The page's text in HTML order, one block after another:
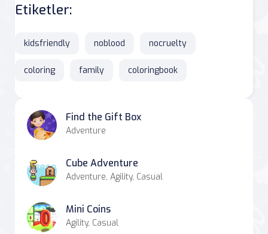
Etiketler:
kidsfriendly noblood nocruelty
coloring family coloringbook
Find the Gift Box
Adventure
Cube Adventure
Adventure, Agility, Casual
Mini Coins
Agility, Casual